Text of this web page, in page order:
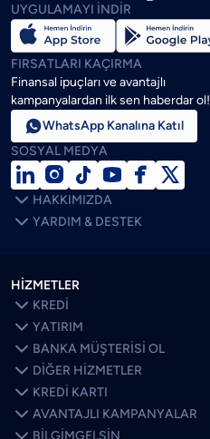
UYGULAMAYI İNDİR
FIRSATLARI KAÇIRMA
Finansal ipuçları ve avantajlı
kampanyalardan ilk sen haberdar ol!
WhatsApp Kanalına Katıl
SOSYAL MEDYA
    

 HAKKIMIZDA
 YARDIM & DESTEK
HİZMETLER
 KREDİ
 YATIRIM
 BANKA MÜŞTERİSİ OL
 DİĞER HİZMETLER
 KREDİ KARTI
 AVANTAJLI KAMPANYALAR
BİLGİMGELSİN